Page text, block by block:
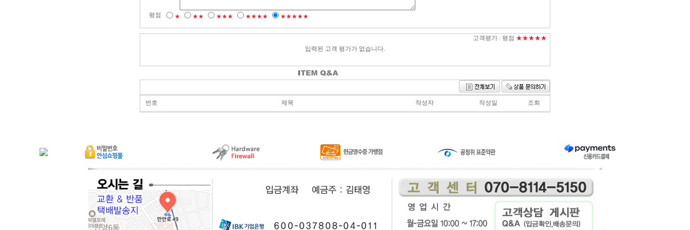
평점 ★ ★★ ★★★ ★★★★ ★★★★★
고객평가 : 평점 ★★★★★
입력된 고객 평가가 없습니다.
번호 제목 작성자 작성일 조회